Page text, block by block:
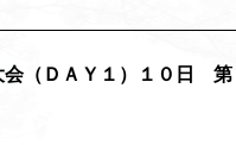
ＤＡＹ１）１０日 第